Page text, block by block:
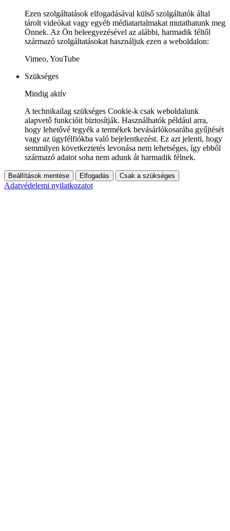
Ezen szolgáltatások elfogadásával külső szolgáltatók által
tárolt videókat vagy egyéb médiatartalmakat mutathatunk meg
Önnek. Az Ön beleegyezésével az alábbi, harmadik féltől
származó szolgáltatásokat használjuk ezen a weboldalon:
Vimeo, YouTube
Szükséges
Mindig aktív
A technikailag szükséges Cookie-k csak weboldalunk
alapvető funkcióit biztosítják. Használhatók például arra,
hogy lehetővé tegyék a termékek bevásárlókosarába gyűjtését
vagy az ügyfélfiókba való bejelentkezést. Ez azt jelenti, hogy
semmilyen következtetés levonása nem lehetséges, így ebből
származó adatot soha nem adunk át harmadik félnek.
Beállítások mentése Elfogadás Csak a szükséges
Adatvédelemi nyilatkozatot